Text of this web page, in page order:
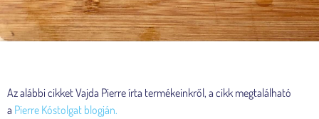
Az alábbi cikket Vajda Pierre írta termékeinkről, a cikk megtalálható
a Pierre Kóstolgat blogján.